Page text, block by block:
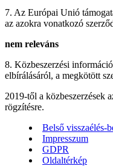
7. Az Európai Unió
az azokra vonatkozó
nem releváns
8. Közbeszerzési
elbírálásáról, a megkötött
2019-től a közbeszerzések
rögzítésre.
Belső visszaélés-
Impresszum
GDPR
Oldaltérkép